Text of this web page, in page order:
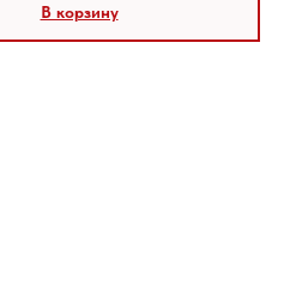
В корзину